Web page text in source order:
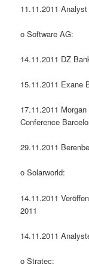
11.11.2011
o Software AG:
14.11.2011 DZ
15.11.2011 Exane
17.11.2011
Conference
29.11.2011
o Solarworld:
14.11.2011
2011
14.11.2011
o Stratec: